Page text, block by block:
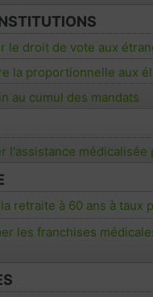
le droit de vote aux
la proportionnelle aux
au cumul des mandats
l'assistance médicalisée
retraite à 60 ans à taux
les franchises